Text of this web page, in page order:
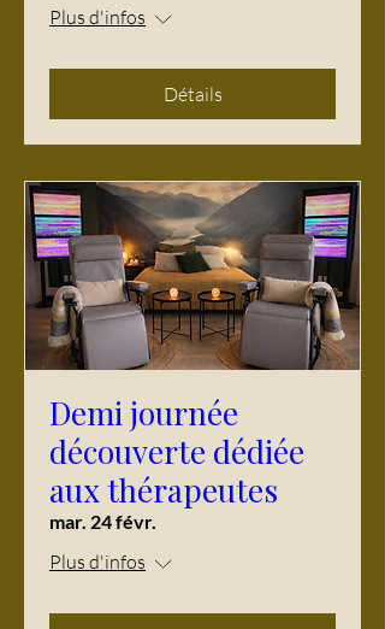
Plus d'infos
Détails
Demi journée
découverte dédiée
aux thérapeutes
mar. 24 févr.
Plus d'infos